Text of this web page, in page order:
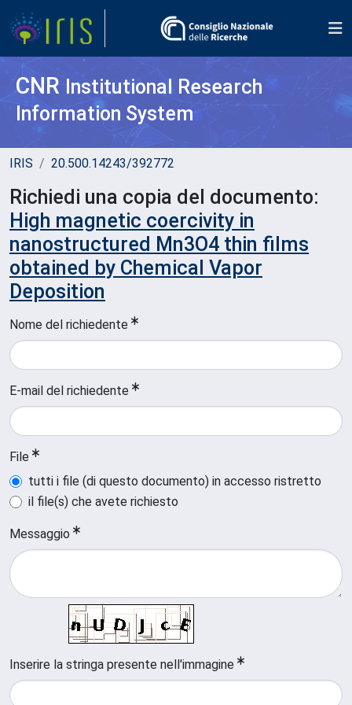
CNR Institutional Research
Information System
IRIS 20.500.14243/392772
Richiedi una copia del documento:
High magnetic coercivity in
nanostructured Mn3O4 thin films
obtained by Chemical Vapor
Deposition
Nome del richiedente
E-mail del richiedente
File
tutti i file (di questo documento) in accesso ristretto
il file(s) che avete richiesto
Messaggio
Inserire la stringa presente nell'immagine